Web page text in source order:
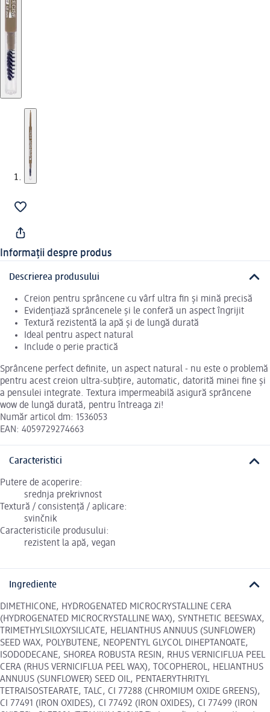
Informații despre produs
Descrierea produsului
Creion pentru sprâncene cu vârf ultra fin și mină precisă
Evidențiază sprâncenele și le conferă un aspect îngrijit
Textură rezistentă la apă și de lungă durată
Ideal pentru aspect natural
Include o perie practică
Sprâncene perfect definite, un aspect natural - nu este o problemă
pentru acest creion ultra-subțire, automatic, datorită minei fine și
a pensulei integrate. Textura impermeabilă asigură sprâncene
wow de lungă durată, pentru întreaga zi!
Număr articol dm: 1536053
EAN: 4059729274663
Caracteristici
Putere de acoperire:
srednja prekrivnost
Textură / consistență / aplicare:
svinčnik
Caracteristicile produsului:
rezistent la apă, vegan
Ingrediente
DIMETHICONE, HYDROGENATED MICROCRYSTALLINE CERA
(HYDROGENATED MICROCRYSTALLINE WAX), SYNTHETIC BEESWAX,
TRIMETHYLSILOXYSILICATE, HELIANTHUS ANNUUS (SUNFLOWER)
SEED WAX, POLYBUTENE, NEOPENTYL GLYCOL DIHEPTANOATE,
ISODODECANE, SHOREA ROBUSTA RESIN, RHUS VERNICIFLUA PEEL
CERA (RHUS VERNICIFLUA PEEL WAX), TOCOPHEROL, HELIANTHUS
ANNUUS (SUNFLOWER) SEED OIL, PENTAERYTHRITYL
TETRAISOSTEARATE, TALC, CI 77288 (CHROMIUM OXIDE GREENS),
CI 77491 (IRON OXIDES), CI 77492 (IRON OXIDES), CI 77499 (IRON